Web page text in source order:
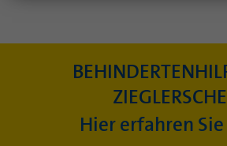
Hier erfahren